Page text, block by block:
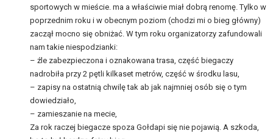
sportowych w mieście. ma a właściwie miał dobrą renomę. Tylko w
poprzednim roku i w obecnym poziom (chodzi mi o bieg główny)
zaczął mocno się obniżać. W tym roku organizatorzy zafundowali
nam takie niespodzianki:
– źle zabezpieczona i oznakowana trasa, część biegaczy
nadrobiła przy 2 pętli kilkaset metrów, część w środku lasu,
– zapisy na ostatnią chwilę tak ab jak najmniej osób się o tym
dowiedziało,
– zamieszanie na mecie,
Za rok raczej biegacze spoza Gołdapi się nie pojawią. A szkoda,